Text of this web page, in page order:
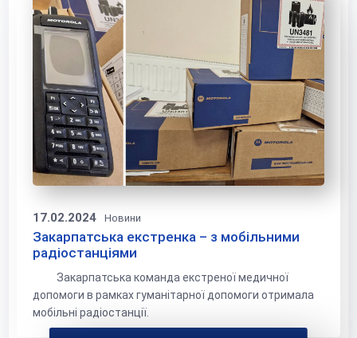
17.02.2024 Новини
Закарпатська екстренка – з мобільними
радіостанціями
Закарпатська команда екстреної медичної
допомоги в рамках гуманітарної допомоги отримала
мобільні радіостанції.